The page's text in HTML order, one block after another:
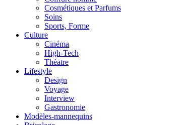
Cosmétiques et Parfums
Soins
Sports, Forme
Culture
Cinéma
High-Tech
Théatre
Lifestyle
Design
Voyage
Interview
Gastronomie
Modèles-mannequins